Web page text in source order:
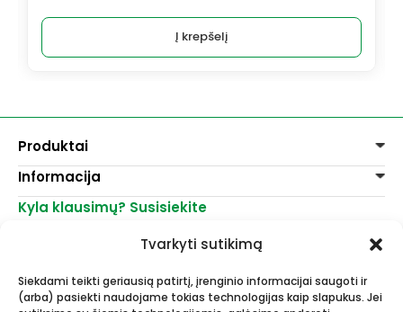
Tvarkyti sutikimą
Siekdami teikti geriausią patirtį, įrenginio informacijai saugoti ir
(arba) pasiekti naudojame tokias technologijas kaip slapukus. Jei
Į krepšelį
Produktai
Dažai
Dekoravimui
Lakai, skiedikliai
Akvarelinis popierius
Molbertai
Informacija
Pirkimo taisyklės
Parduotuvės
Kyla klausimų? Susisiekite
info@menomuza.lt
Dailės, dailininkų reikmenys -